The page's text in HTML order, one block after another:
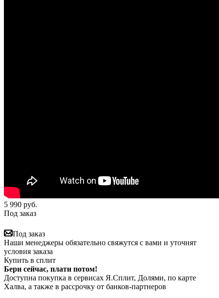
5 990 руб.
Под заказ
Под заказ
Наши менеджеры обязательно свяжутся с вами и уточнят
условия заказа
Купить в сплит
Бери сейчас, плати потом!
Доступна покупка в сервисах Я.Сплит, Долями, по карте
Халва, а также в рассрочку от банков-партнеров